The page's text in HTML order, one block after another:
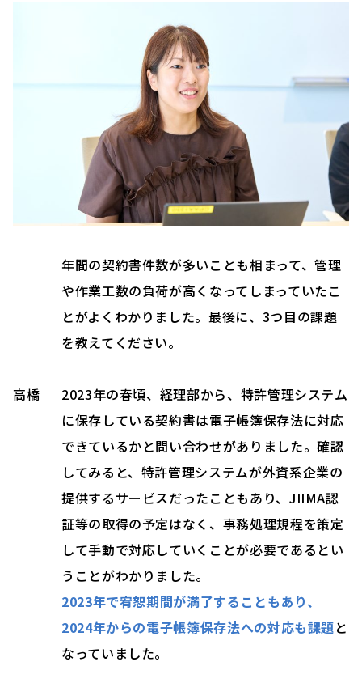
年間の契約書件数が多いことも相まって、管理
や作業工数の負荷が高くなってしまっていたこ
とがよくわかりました。最後に、3つ目の課題
を教えてください。
高橋
2023年の春頃、経理部から、特許管理システム
に保存している契約書は電子帳簿保存法に対応
できているかと問い合わせがありました。確認
してみると、特許管理システムが外資系企業の
提供するサービスだったこともあり、JIIMA認
証等の取得の予定はなく、事務処理規程を策定
して手動で対応していくことが必要であるとい
うことがわかりました。
2023年で宥恕期間が満了することもあり、
2024年からの電子帳簿保存法への対応も課題と
なっていました。